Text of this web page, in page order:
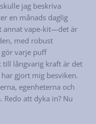
jag beskriva
en månads daglig
annat vape-kit—det är
med robust
varje puff
till långvarig kraft är det
gjort mig besviken.
egenheterna och
att dyka in? Nu